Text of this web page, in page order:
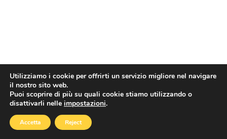
Utilizziamo i cookie per offrirti un servizio migliore nel navigare
il nostro sito web.
Puoi scoprire di più su quali cookie stiamo utilizzando o
disattivarli nelle impostazioni.
Accetta Reject